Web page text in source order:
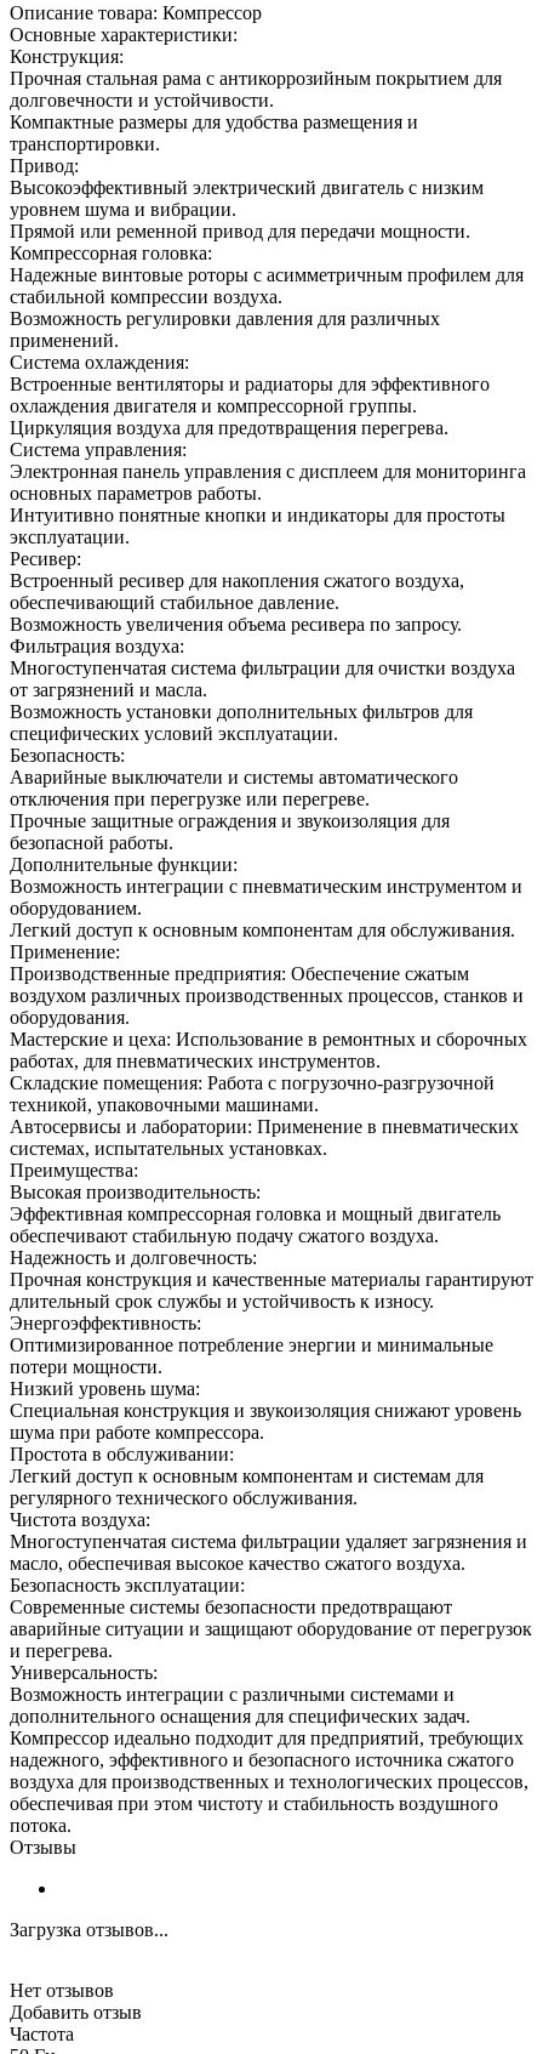
Описание товара: Компрессор
Основные характеристики:
Конструкция:
Прочная стальная рама с антикоррозийным покрытием для
долговечности и устойчивости.
Компактные размеры для удобства размещения и
транспортировки.
Привод:
Высокоэффективный электрический двигатель с низким
уровнем шума и вибрации.
Прямой или ременной привод для передачи мощности.
Компрессорная головка:
Надежные винтовые роторы с асимметричным профилем для
стабильной компрессии воздуха.
Возможность регулировки давления для различных
применений.
Система охлаждения:
Встроенные вентиляторы и радиаторы для эффективного
охлаждения двигателя и компрессорной группы.
Циркуляция воздуха для предотвращения перегрева.
Система управления:
Электронная панель управления с дисплеем для мониторинга
основных параметров работы.
Интуитивно понятные кнопки и индикаторы для простоты
эксплуатации.
Ресивер:
Встроенный ресивер для накопления сжатого воздуха,
обеспечивающий стабильное давление.
Возможность увеличения объема ресивера по запросу.
Фильтрация воздуха:
Многоступенчатая система фильтрации для очистки воздуха
от загрязнений и масла.
Возможность установки дополнительных фильтров для
специфических условий эксплуатации.
Безопасность:
Аварийные выключатели и системы автоматического
отключения при перегрузке или перегреве.
Прочные защитные ограждения и звукоизоляция для
безопасной работы.
Дополнительные функции:
Возможность интеграции с пневматическим инструментом и
оборудованием.
Легкий доступ к основным компонентам для обслуживания.
Применение:
Производственные предприятия: Обеспечение сжатым
воздухом различных производственных процессов, станков и
оборудования.
Мастерские и цеха: Использование в ремонтных и сборочных
работах, для пневматических инструментов.
Складские помещения: Работа с погрузочно-разгрузочной
техникой, упаковочными машинами.
Автосервисы и лаборатории: Применение в пневматических
системах, испытательных установках.
Преимущества:
Высокая производительность:
Эффективная компрессорная головка и мощный двигатель
обеспечивают стабильную подачу сжатого воздуха.
Надежность и долговечность:
Прочная конструкция и качественные материалы гарантируют
длительный срок службы и устойчивость к износу.
Энергоэффективность:
Оптимизированное потребление энергии и минимальные
потери мощности.
Низкий уровень шума:
Специальная конструкция и звукоизоляция снижают уровень
шума при работе компрессора.
Простота в обслуживании:
Легкий доступ к основным компонентам и системам для
регулярного технического обслуживания.
Чистота воздуха:
Многоступенчатая система фильтрации удаляет загрязнения и
масло, обеспечивая высокое качество сжатого воздуха.
Безопасность эксплуатации:
Современные системы безопасности предотвращают
аварийные ситуации и защищают оборудование от перегрузок
и перегрева.
Универсальность:
Возможность интеграции с различными системами и
дополнительного оснащения для специфических задач.
Компрессор идеально подходит для предприятий, требующих
надежного, эффективного и безопасного источника сжатого
воздуха для производственных и технологических процессов,
обеспечивая при этом чистоту и стабильность воздушного
потока.
Отзывы
Загрузка отзывов...
Нет отзывов
Добавить отзыв
Частота